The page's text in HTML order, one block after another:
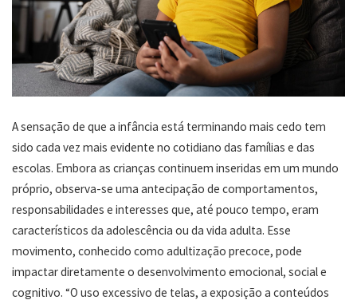
A sensação de que a infância está terminando mais cedo tem
sido cada vez mais evidente no cotidiano das famílias e das
escolas. Embora as crianças continuem inseridas em um mundo
próprio, observa-se uma antecipação de comportamentos,
responsabilidades e interesses que, até pouco tempo, eram
característicos da adolescência ou da vida adulta. Esse
movimento, conhecido como adultização precoce, pode
impactar diretamente o desenvolvimento emocional, social e
cognitivo. “O uso excessivo de telas, a exposição a conteúdos